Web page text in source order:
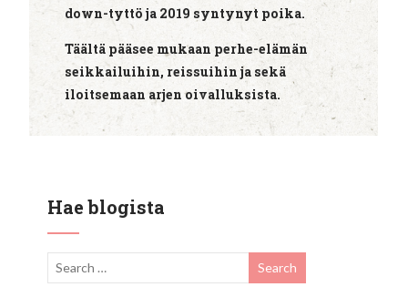
down-tyttö ja 2019 syntynyt poika.
Täältä pääsee mukaan perhe-elämän
seikkailuihin, reissuihin ja sekä
iloitsemaan arjen oivalluksista.
Hae blogista